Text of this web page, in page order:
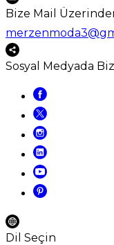
Bize Mail
Sosyal Medyada Biz
Dil Seçin